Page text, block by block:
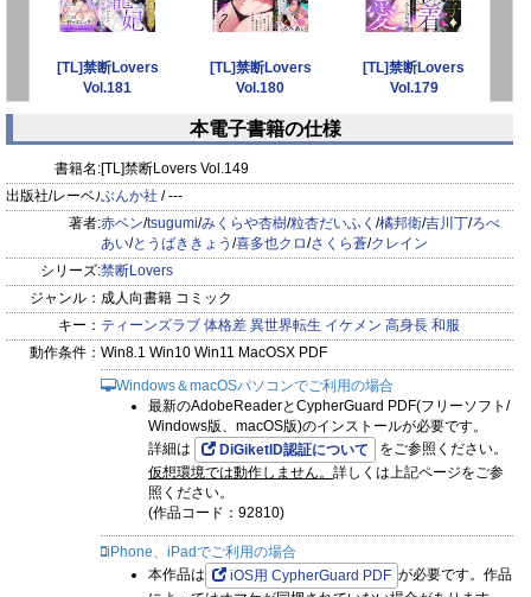
社長はいつも通り、飄々としていて…。
こんな気持ちになるのは私だけ？
社長はどんな気持ちで私に触れたの――…？
檜山社長の色気がすごい！ 人気急上昇・赤ベンの新連載が、
第2話にして表紙＆巻頭で登場!!
＼ 大人気連載掲載中!! ／
漫画：喜多也クロ ／原作：クレイン
『○○公の可愛いつがい
愛したがりな旦那様に初めてを捧げます』
『ネネと異国の魔法使い
異世界に召喚されたと思ったら、なぜか仔猫として愛玩されて
[TL]禁断Lovers
Vol.181
[TL]禁断Lovers
Vol.180
[TL]禁断Lovers
Vol.179
prev next
本電子書籍の仕様
書籍名:[TL]禁断Lovers Vol.149
出版社/レーベル:ぶんか社 / ---
著者:赤ベン/tsugumi/みくらや杏樹/粒杏だいふく /橘邦衛/吉川丁/ろべ
あい/とうばききょう /喜多也クロ/さくら蒼/クレイン
シリーズ:禁断Lovers
ジャンル： 成人向書籍 コミック
キー： ティーンズラブ 体格差 異世界転生 イケメン 高身長 和服
動作条件： Win8.1 Win10 Win11 MacOSX PDF
Windows＆macOSパソコンでご利用の場合
最新のAdobeReaderとCypherGuard PDF(フリーソフト/
Windows版、macOS版)のインストールが必要です。
詳細は
DiGiketID認証について
をご参照ください。
仮想環境では動作しません。 詳しくは上記ページをご参
照ください。
(作品コード：92810)
iPhone、iPadでご利用の場合
本作品は
iOS用 CypherGuard PDF が必要です。作品